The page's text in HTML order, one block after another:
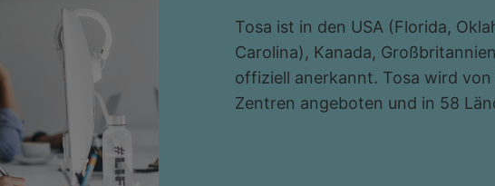
Tosa ist in den USA (Florida,
Carolina), Kanada,
offiziell anerkannt. Tosa wird
Zentren angeboten und in 58